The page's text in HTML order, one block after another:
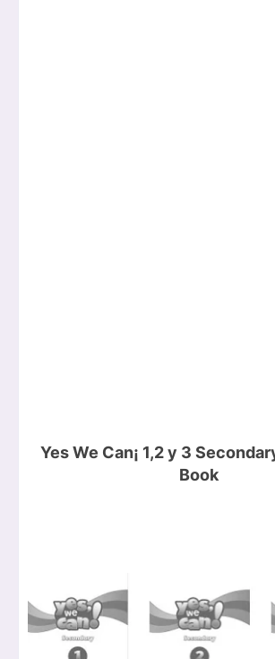
Yes We Can¡ 1,2 y 3
Book